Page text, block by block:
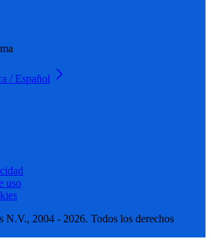
/ Español
uso
2004 - 2026. Todos los derechos